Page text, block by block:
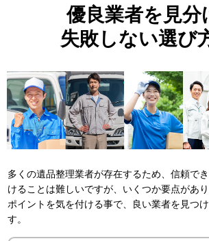
優良業者を見分
失敗しない選び
多くの遺品整理業者が存在するため、信頼で
けることは難しいですが、いくつか要点があ
ポイントを気を付ける事で、良い業者を見つ
す。